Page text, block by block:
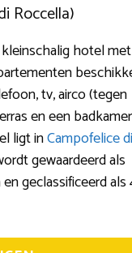
Roccella)
hotel met
tv, airco (tegen
en een badkamer
ligt inCampofelice
gewaardeerd als
geclassificeerd als